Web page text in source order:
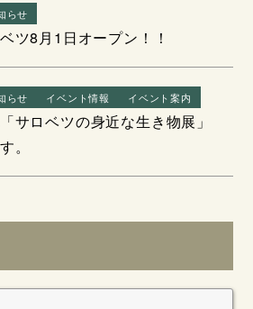
らせ
ツ8月1日オープン！！
らせ イベント情報 イベント案内
サロベツの身近な生き物展」
。